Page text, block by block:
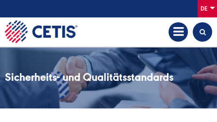
DE
Sicherheits- und Qualitätsstandards